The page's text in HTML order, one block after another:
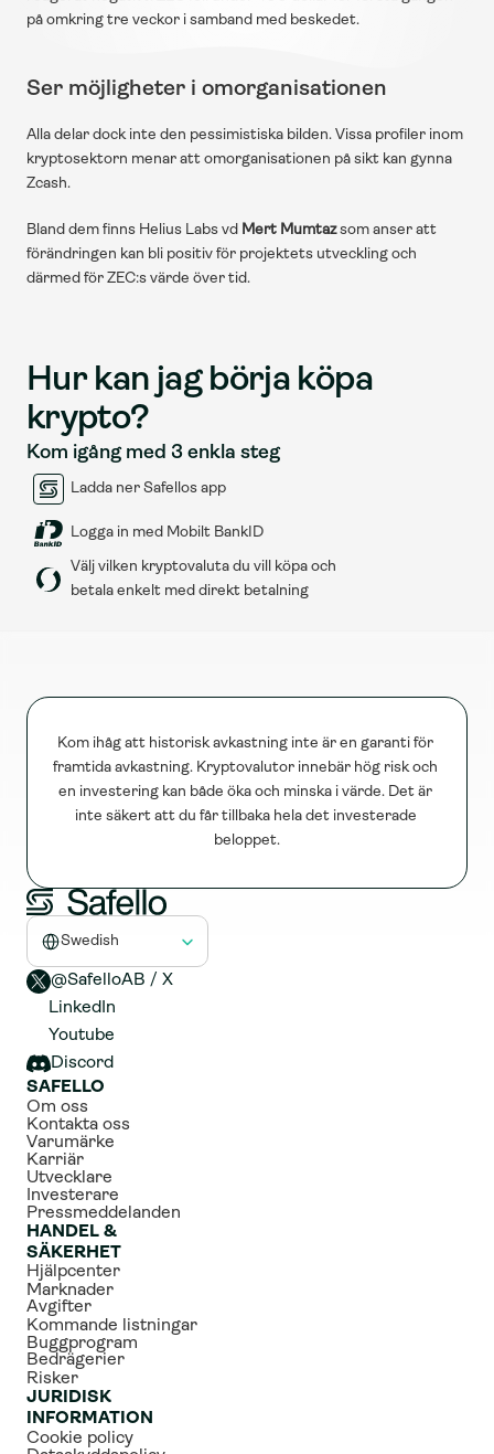
på omkring tre veckor i samband med beskedet.
Ser möjligheter i omorganisationen
Alla delar dock inte den pessimistiska bilden. Vissa profiler inom
kryptosektorn menar att omorganisationen på sikt kan gynna
Zcash.
Bland dem finns Helius Labs vd Mert Mumtaz som anser att
förändringen kan bli positiv för projektets utveckling och
därmed för ZEC:s värde över tid.
Hur kan jag börja köpa
krypto?
Kom igång med 3 enkla steg
Ladda ner Safellos app
Logga in med Mobilt BankID
Välj vilken kryptovaluta du vill köpa och
betala enkelt med direkt betalning
Kom ihåg att historisk avkastning inte är en garanti för
framtida avkastning. Kryptovalutor innebär hög risk och
en investering kan både öka och minska i värde. Det är
inte säkert att du får tillbaka hela det investerade
beloppet.
Select Language
Swedish
@SafelloAB / X
LinkedIn
Youtube
Discord
SAFELLO
Om oss
Kontakta oss
Varumärke
Karriär
Utvecklare
Investerare
Pressmeddelanden
HANDEL &
SÄKERHET
Hjälpcenter
Marknader
Avgifter
Kommande listningar
Buggprogram
Bedrägerier
Risker
JURIDISK
INFORMATION
Cookie policy